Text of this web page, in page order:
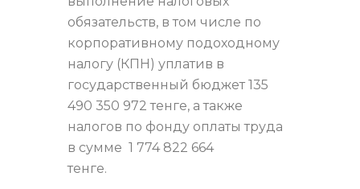
обязательств, в том числе по
корпоративному подоходному
налогу (КПН) уплатив в
государственный бюджет 135
490 350 972 тенге, а также
налогов по фонду оплаты труда
в сумме 1 774 822 664
тенге.